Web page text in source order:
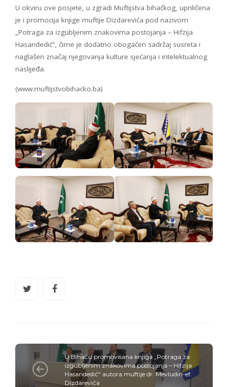
U okviru ove posjete, u zgradi Muftijstva bihaćkog, upriličena
je i promocija knjige muftije Dizdarevića pod nazivom
„Potraga za izgubljenim znakovima postojanja – Hifzija
Hasandedić“, čime je dodatno obogaćen sadržaj susreta i
naglašen značaj njegovanja kulture sjećanja i intelektualnog
naslijeđa.
(www.muftijstvobihacko.ba)
U Bihaću promovisana knjiga „Potraga za
izgubljenim znakovima postojanja – Hifzija
Hasandedić“ autora muftije dr. Mevludin-ef.
Dizdarevića